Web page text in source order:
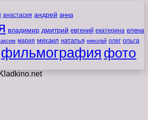
анастасия андрей анна
владимир дмитрий евгений екатерина елена
мария михаил наталья николай олег ольга
фильмография фото